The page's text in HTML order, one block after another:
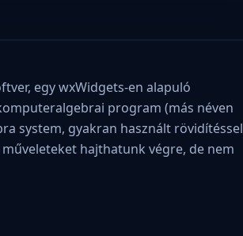
egy wxWidgets-en alapuló
program (más néven
system, gyakran használt rövidítéssel
hajthatunk végre, de nem